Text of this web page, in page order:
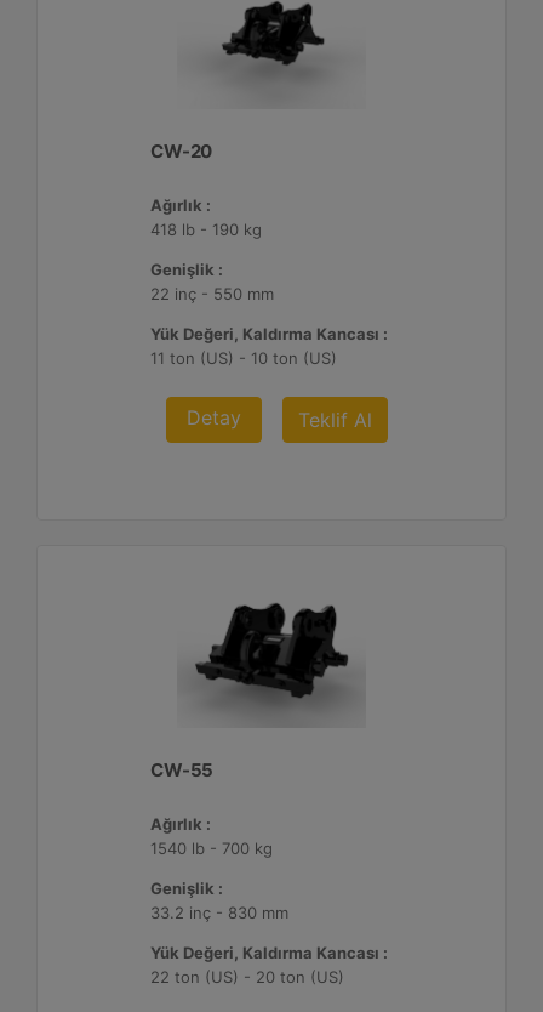
CW-20
Ağırlık :
418 lb - 190 kg
Genişlik :
22 inç - 550 mm
Yük Değeri, Kaldırma Kancası :
11 ton (US) - 10 ton (US)
Detay Teklif Al
CW-55
Ağırlık :
1540 lb - 700 kg
Genişlik :
33.2 inç - 830 mm
Yük Değeri, Kaldırma Kancası :
22 ton (US) - 20 ton (US)